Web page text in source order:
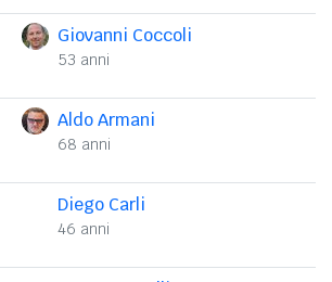
Giovanni Coccoli
53 anni
Aldo Armani
68 anni
Diego Carli
46 anni